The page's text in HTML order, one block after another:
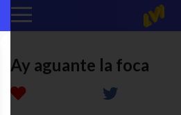
Ay aguante la foca